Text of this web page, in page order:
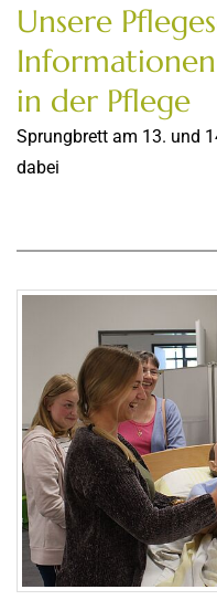
Unsere
in der Pflege
Sprungbrett am 13. und
dabei